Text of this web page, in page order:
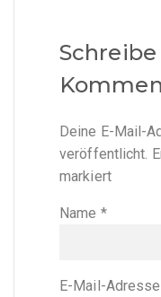
Deine E-Mail-
veröffentlicht.
markiert
Name *
E-Mail-Adresse